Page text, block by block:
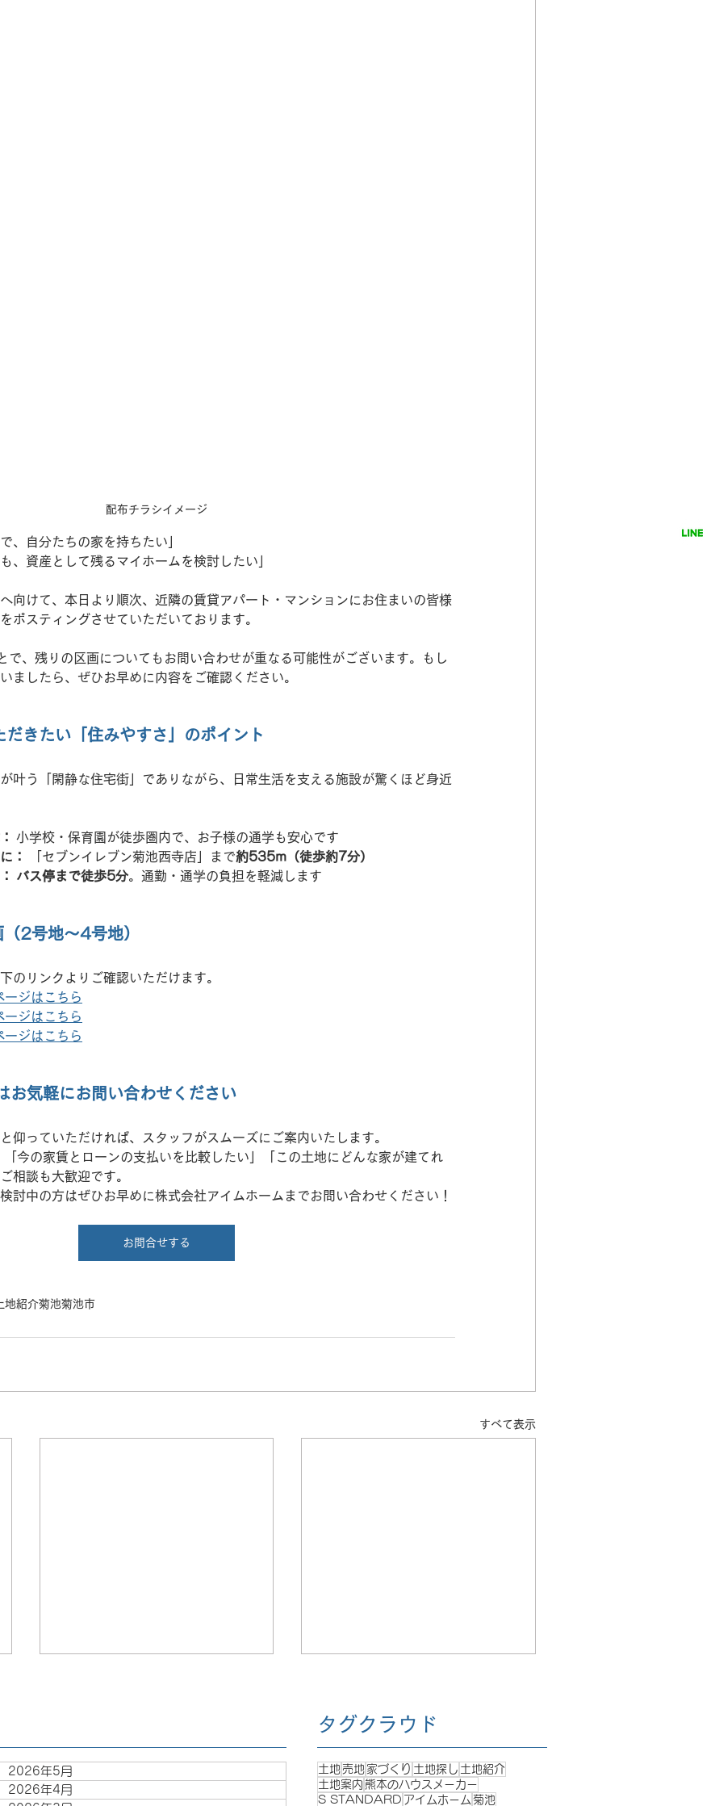
配布チラシイメージ
、自分たちの家を持ちたい」
、資産として残るマイホームを検討したい」
向けて、本日より順次、近隣の賃貸アパート・マンションにお住まいの皆様
をポスティングさせていただいております。
で、残りの区画についてもお問い合わせが重なる可能性がございます。もし
ましたら、ぜひお早めに内容をご確認ください。
だきたい「住みやすさ」のポイント
叶う「閑静な住宅街」でありながら、日常生活を支える施設が驚くほど身近
小学校・保育園が徒歩圏内で、お子様の通学も安心です
：
「セブンイレブン菊池西寺店」まで約535m（徒歩約7分）
バス停まで徒歩5分。通勤・通学の負担を軽減します
2号地〜4号地）
のリンクよりご確認いただけます。
ジはこちら
ジはこちら
ジはこちら
お気軽にお問い合わせください
仰っていただければ、スタッフがスムーズにご案内いたします。
相談も大歓迎です。
討中の方はぜひお早めに株式会社アイムホームまでお問い合わせください！
お問合せする
地紹介菊池菊池市
すべて表示
タグクラウド
2026年5月
2026年4月
土地 売地 家づくり 土地探し 土地紹介
土地案内 熊本のハウスメーカー
S STANDARD アイムホーム 菊池